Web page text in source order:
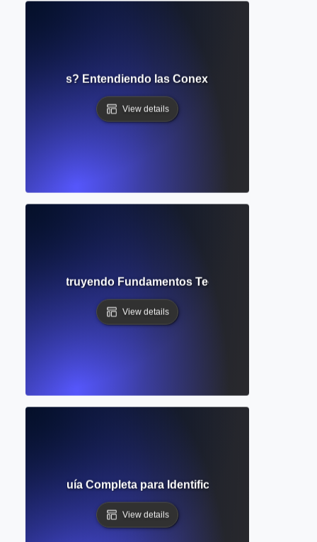
Citaciones? Entendiendo las Conexiones entre Obras
View details
Construyendo Fundamentos Teóricos para
View details
Guía Completa para Identificar Áreas
View details